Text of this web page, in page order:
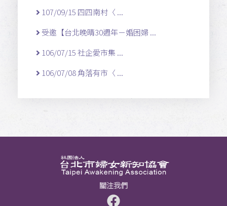
107/09/15 四四南村〈 ...
受邀【台北晚晴30週年－婚困婦 ...
106/07/15 社企愛市集 ...
106/07/08 角落有市〈 ...
關注我們